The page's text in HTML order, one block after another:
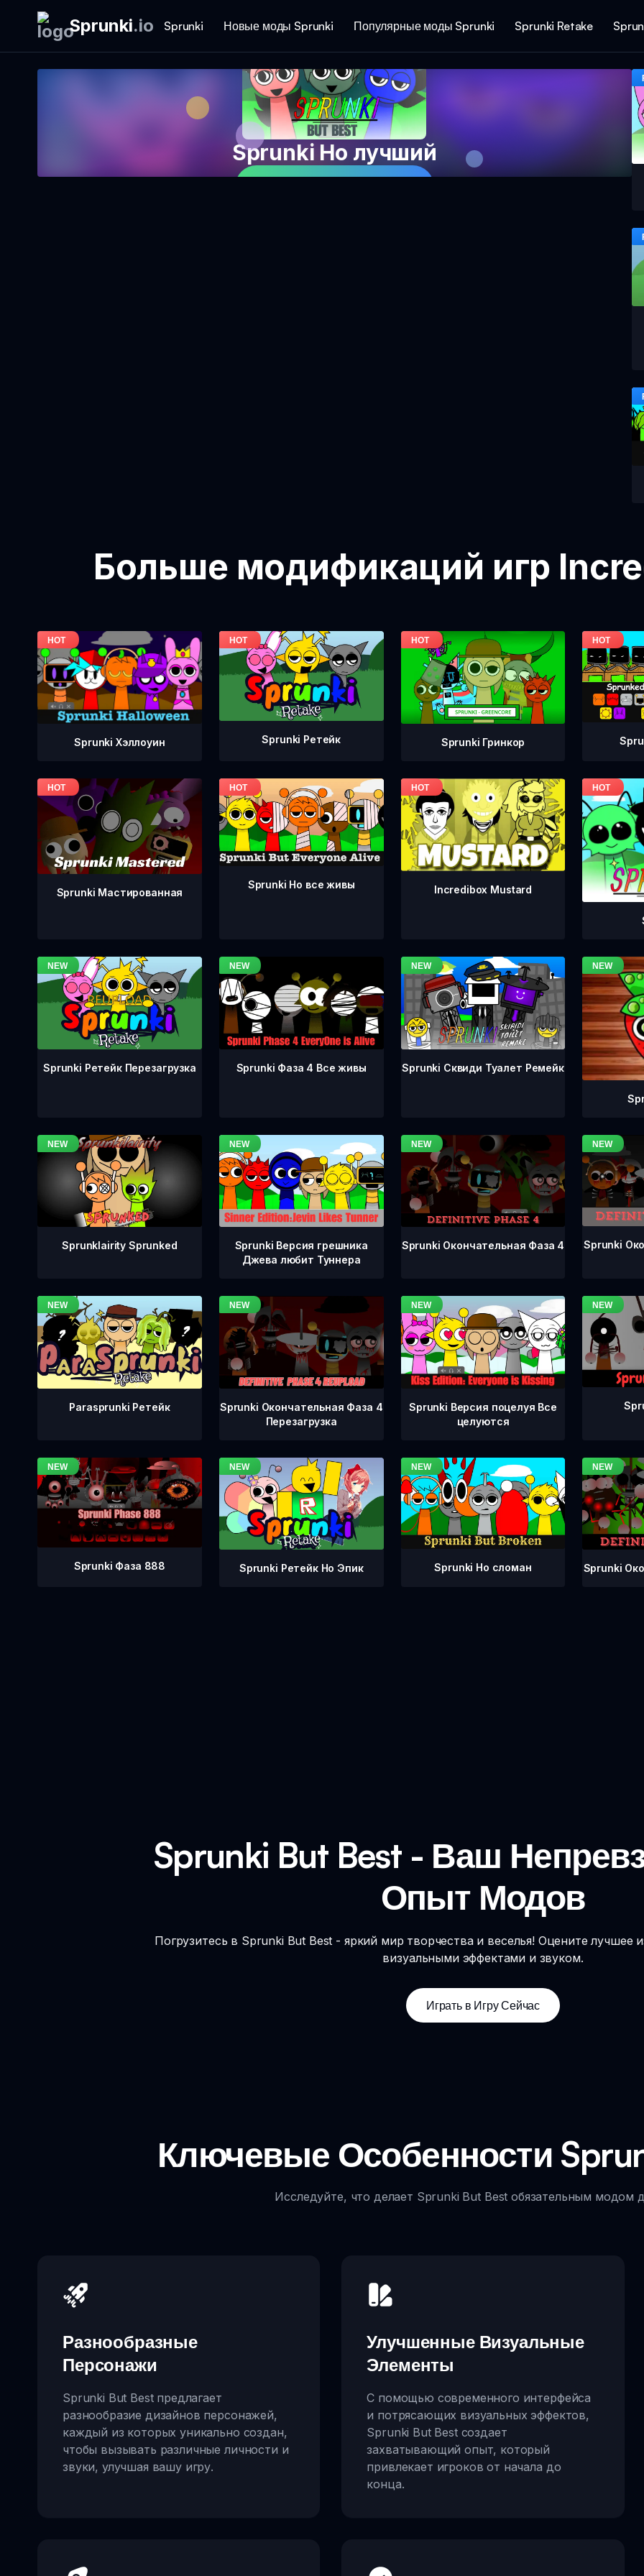
Sprunki.io Sprunki Новые моды Sprunki Популярные моды Sprunki Sprunki Retake
Sprunki Но лучший
Больше модификаций игр
Sprunki Хэллоуин Sprunki Ретейк Sprunki Гринкор
Sprunki Мастированная
Sprunki Но все живы Incredibox Mustard
Sprunki Ретейк Перезагрузка Sprunki Фаза 4 Все живы Sprunki Сквиди Туалет Ремейк
Sprunklairity Sprunked
Sprunki Версия грешника
Джева любит Туннера
Sprunki Окончательная Фаза 4 Sprunki
Parasprunki Ретейк
Sprunki Окончательная Фаза 4
Перезагрузка
Sprunki Версия поцелуя Все
целуются
Sprunki Фаза 888 Sprunki Ретейк Но Эпик Sprunki Но сломан Sprunki
Sprunki But Best - Ваш
Опыт Модов
Погрузитесь в Sprunki But Best - яркий мир творчества и веселья! Оцените
визуальными эффектами и звуком.
Играть в Игру Сейчас
Ключевые Особенности
Исследуйте, что делает Sprunki But Best обязательным модом
Разнообразные
Персонажи
Sprunki But Best предлагает
разнообразие дизайнов персонажей,
каждый из которых уникально создан,
чтобы вызывать различные личности и
звуки, улучшая вашу игру.
Улучшенные Визуальные
Элементы
С помощью современного интерфейса
и потрясающих визуальных эффектов,
Sprunki But Best создает
захватывающий опыт, который
привлекает игроков от начала до
конца.